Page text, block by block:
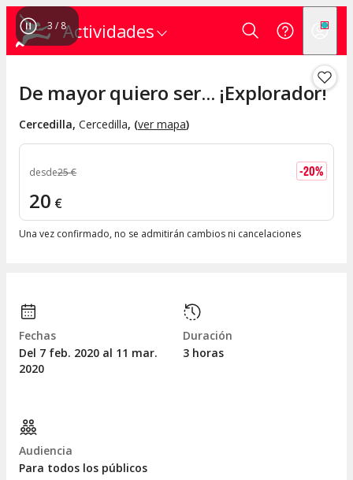
Actividades
3 / 8
De mayor quiero ser... ¡Explorador!
Cercedilla, Cercedilla, (ver mapa)
desde25€ -20%
20 €
Una vez confirmado, no se admitirán cambios ni cancelaciones
Fechas
Del 7 feb. 2020 al 11 mar.
2020
Duración
3 horas
Audiencia
Para todos los públicos